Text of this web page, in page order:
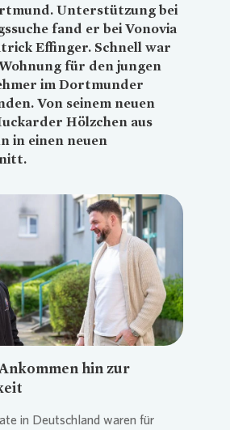
Unterstützung bei
fand er bei Vonovia
Effinger. Schnell war
für den jungen
im Dortmunder
Von seinem neuen
Hölzchen aus
in einen neuen
Loading...
hin zur
in Deutschland waren für